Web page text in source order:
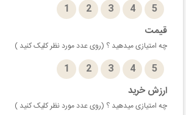
1 2 3 4
5
قیمت
چه امتیازی میدهید ؟ (روی عدد مورد نظر کلیک کنید )
1 2 3 4
5
ارزش خرید
چه امتیازی میدهید ؟ (روی عدد مورد نظر کلیک کنید )